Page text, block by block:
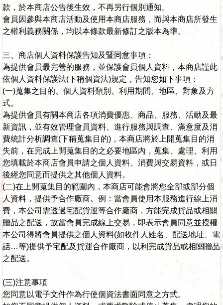
款，於本商店公告後生效，不再另行個別通知。
會員因參與本商店活動及使用本商店服務，而與本商店所發生
之權利義務關係，均以本條款最新修訂之版本為準。
三、商店個人資料保護告知及暨同意事項：
為提供會員最完善的服務，並保護會員個人資料，本商店謹此
依個人資料保護法(下稱個資法)規定，告知您如下事項：
(一)蒐集之目的、個人資料類別、利用期間、地區、對象及方
式。
為提供會員有關本商店各項消費優惠、商品、服務、活動及最
新資訊，並有效管理會員資料、進行服務與調查、滿意度及消
費統計分析調查(下稱蒐集目的)，本商店將於上開蒐集目的消
失前，在完成上開蒐集目的之必要地區內，蒐集、處理、利用
您填載於本商店會員申請之個人資料、消費與交易資料，或日
後經您同意而提供之其他個人資料。
(二)在上開蒐集目的範圍內，本商店可能會將您全部或部分個
人資料，提供予合作廠商。例：當會員使用本服務進行線上消
費，本公司需透過宅配貨運等合作廠商，方能完成貨品或相關
贈品之配送，故當會員完成線上交易，即表示會員同意並授權
本公司得將會員提供之個人資料(如收件人姓名、配送地址、電
話…等)提供予宅配及貨運合作廠商，以利完成貨品或相關贈品
之配送。
(三)注意事項
您同意以電子文件作為行使個資法書面同意之方式。